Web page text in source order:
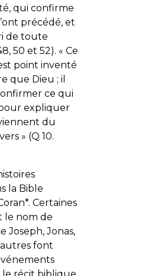
qui confirme
précédé, et
de toute
50 et 52). « Ce
point inventé
que Dieu ; il
ce qui
expliquer
du
» (Q 10.
la Bible
Certaines
le nom de
Joseph, Jonas,
font